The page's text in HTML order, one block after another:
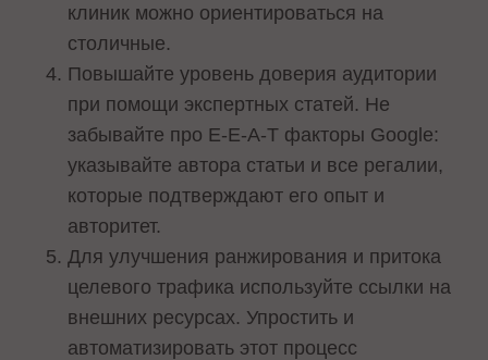
клиник можно ориентироваться на
столичные.
Повышайте уровень доверия аудитории
при помощи экспертных статей. Не
забывайте про E-E-A-T факторы Google:
указывайте автора статьи и все регалии,
которые подтверждают его опыт и
авторитет.
Для улучшения ранжирования и притока
целевого трафика используйте ссылки на
внешних ресурсах. Упростить и
автоматизировать этот процесс